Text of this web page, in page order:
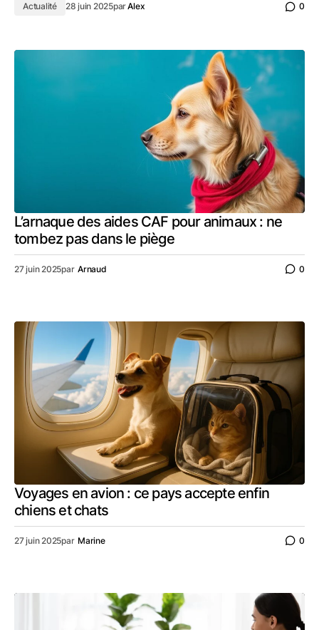
Actualité 28 juin 2025parAlex 0
L’arnaque des aides CAF pour animaux : ne
tombez pas dans le piège
27 juin 2025par Arnaud 0
Voyages en avion : ce pays accepte enfin
chiens et chats
27 juin 2025par Marine 0